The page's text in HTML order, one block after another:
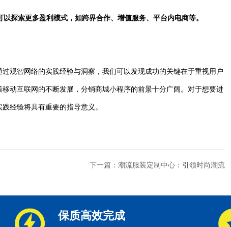
探索更多盈利模式，如跨界合作、增值服务、平台内电商等。
观智网络的实践经验与洞察，我们可以发现成功的关键在于重视用户
动互联网的不断发展，分销商城小程序的前景十分广阔。对于想要进
经验将具有重要的指导意义。
下一篇：潮流服装定制中心：引领时尚潮流
保质高效完成